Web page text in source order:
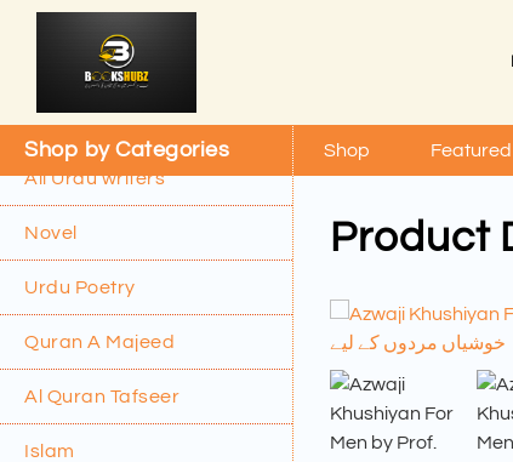
Shop by Categories
All Urdu writers
Novel
Urdu Poetry
Quran A Majeed
Al Quran Tafseer
Islam
Shop
Product